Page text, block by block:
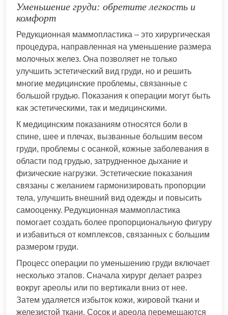
Уменьшение груди: обретите легкость и
комфорт
Редукционная маммопластика – это хирургическая
процедура, направленная на уменьшение размера
молочных желез. Она позволяет не только
улучшить эстетический вид груди, но и решить
многие медицинские проблемы, связанные с
большой грудью. Показания к операции могут быть
как эстетическими, так и медицинскими.
К медицинским показаниям относятся боли в
спине, шее и плечах, вызванные большим весом
груди, проблемы с осанкой, кожные заболевания в
области под грудью, затрудненное дыхание и
физические нагрузки. Эстетические показания
связаны с желанием гармонизировать пропорции
тела, улучшить внешний вид одежды и повысить
самооценку. Редукционная маммопластика
помогает создать более пропорциональную фигуру
и избавиться от комплексов, связанных с большим
размером груди.
Процесс операции по уменьшению груди включает
несколько этапов. Сначала хирург делает разрез
вокруг ареолы или по вертикали вниз от нее.
Затем удаляется избыток кожи, жировой ткани и
железистой ткани. Сосок и ареола перемещаются